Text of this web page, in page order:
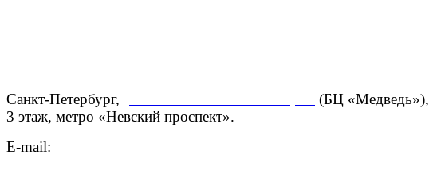
Санкт-Петербург,
(БЦ «Медведь»),
3 этаж, метро «Невский проспект».
E-mail: